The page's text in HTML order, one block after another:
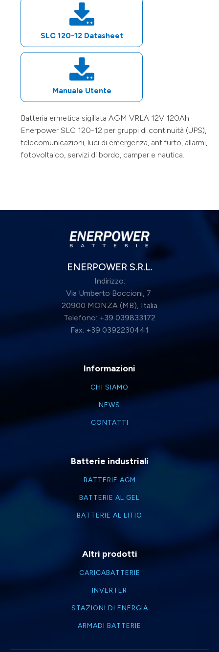
SLC 120-12Datasheet
Manuale Utente
Batteria ermetica sigillata AGM VRLA 12V 120Ah
EnerpowerSLC 120-12 per gruppi di continuità (UPS),
telecomunicazioni, luci di emergenza, antifurto, allarmi,
fotovoltaico, servizi di bordo, camper e nautica.
ENERPOWER S.R.L.
Indirizzo:
Via Umberto Boccioni, 7
20900 MONZA (MB), Italia
Telefono: +39 039833172
Fax: +39 0392230441
Informazioni
CHI SIAMO
NEWS
CONTATTI
Batterie industriali
BATTERIE AGM
BATTERIE AL GEL
BATTERIE AL LITIO
Altri prodotti
CARICABATTERIE
INVERTER
STAZIONI DI ENERGIA
ARMADI BATTERIE